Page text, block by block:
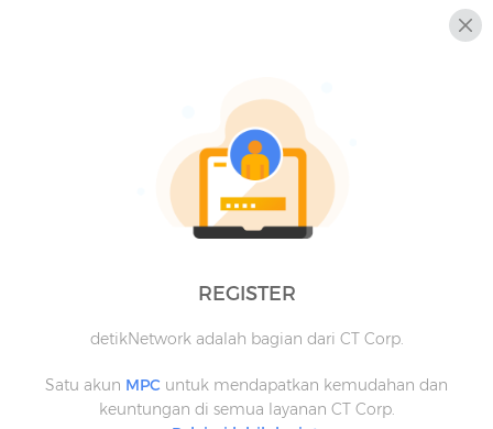
REGISTER
detikNetwork adalah bagian dari CT Corp.
Satu akun MPC untuk mendapatkan kemudahan dan
keuntungan di semua layanan CT Corp.